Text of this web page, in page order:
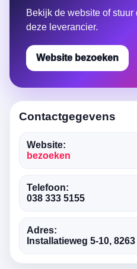
Bekijk de website of
deze leverancier.
Website bezoeken
Contactgegevens
Website:
bezoeken
Telefoon:
038 333 5155
Adres:
Installatieweg 5-10,